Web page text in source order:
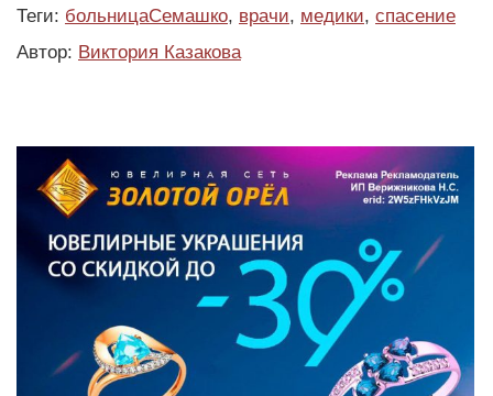
Теги: больницаСемашко, врачи, медики, спасение
Автор: Виктория Казакова